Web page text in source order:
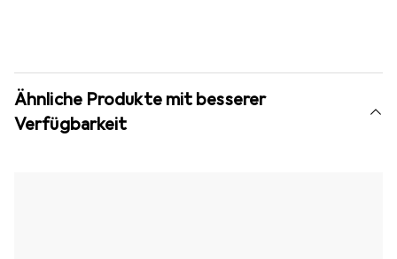
Ähnliche Produkte mit besserer
Verfügbarkeit